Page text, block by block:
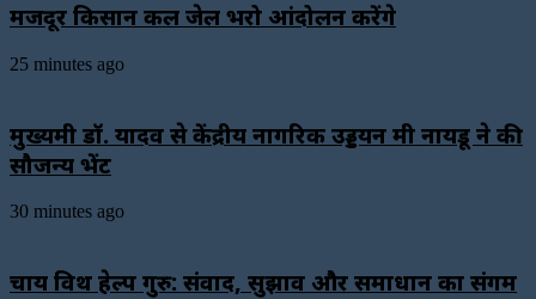
मजदूर किसान कल जेल भरो आंदोलन करेंगे
25 minutes ago
मुख्यमंत्री डॉ. यादव से केंद्रीय नागरिक उड्डयन मंत्री नायडू ने की
सौजन्य भेंट
30 minutes ago
चाय विथ हेल्प गुरु: संवाद, सुझाव और समाधान का संगम